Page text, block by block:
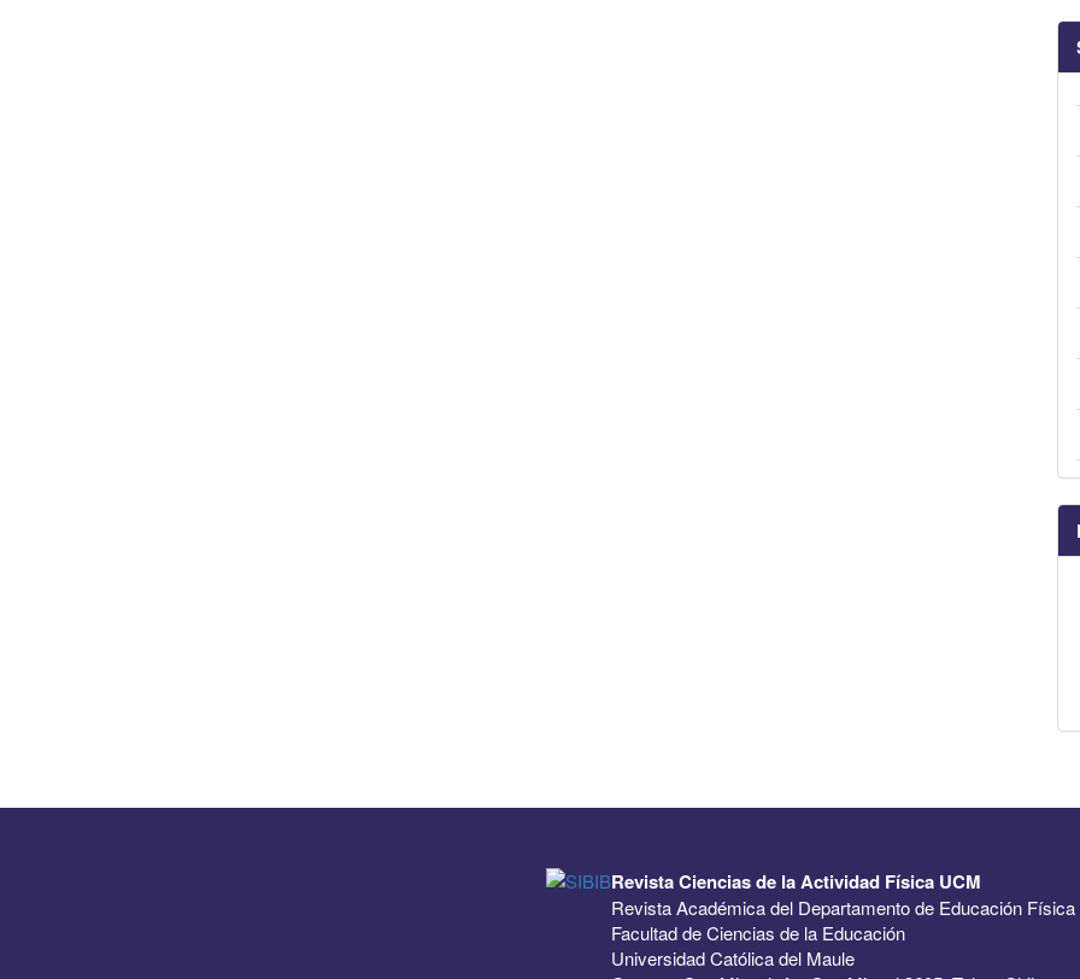
Revista Ciencias de la Actividad Física UCM
Revista Académica del Departamento de Educación Física
Facultad de Ciencias de la Educación
Universidad Católica del Maule